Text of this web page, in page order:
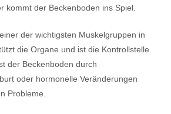
kommt der Beckenboden ins Spiel.
der wichtigsten Muskelgruppen in
die Organe und ist die Kontrollstelle
der Beckenboden durch
oder hormonelle Veränderungen
Probleme.